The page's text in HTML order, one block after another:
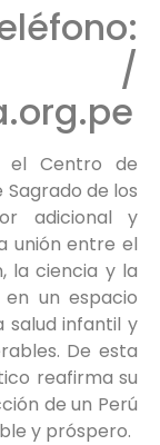
/
el Centro de
Sagrado de los
adicional y
unión entre el
la ciencia y la
en un espacio
salud infantil y
De esta
reafirma su
de un Perú
y próspero.